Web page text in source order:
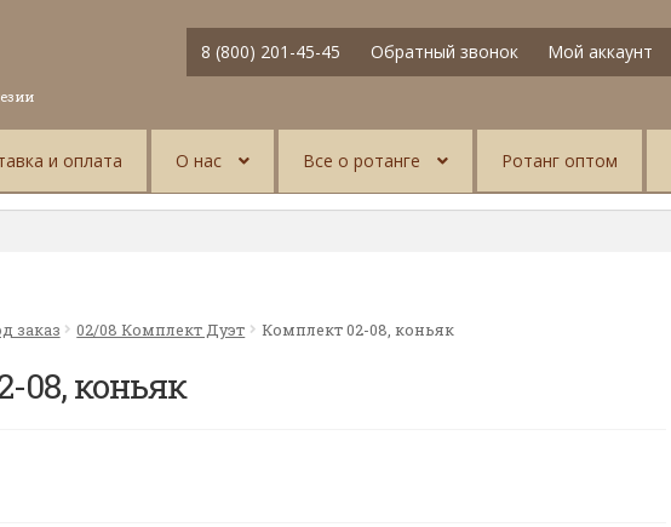
8 (800) 201-45-45 Обратный звонок Мой аккаунт
и оплата О нас Все о ротанге Ротанг оптом
заказ 02/08 Комплект Дуэт Комплект 02-08, коньяк
08, коньяк